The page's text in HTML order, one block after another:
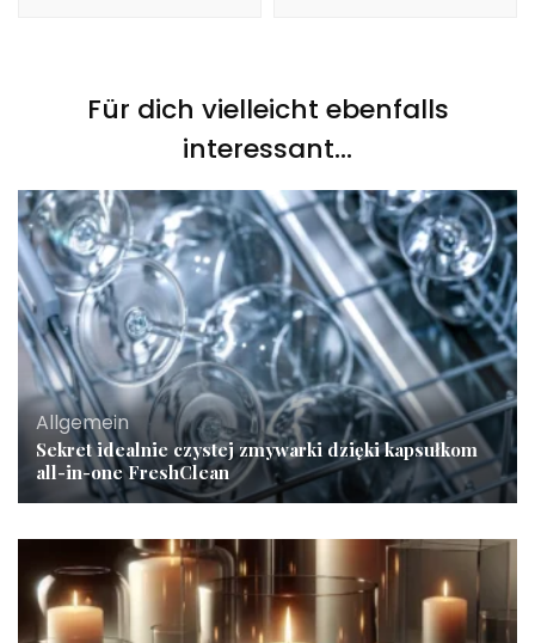
Für dich vielleicht ebenfalls
interessant...
Allgemein
Sekret idealnie czystej zmywarki dzięki kapsułkom
all-in-one FreshClean